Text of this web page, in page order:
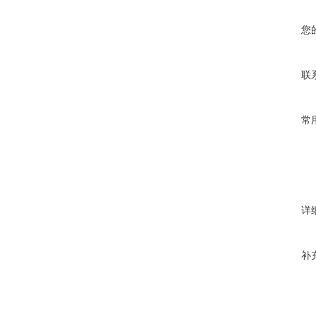
您
联
常
详
补